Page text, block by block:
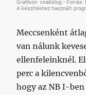
Meccsenként
van nálunk
ellenfeleinknél.
perc a
hogy az NB I-ben